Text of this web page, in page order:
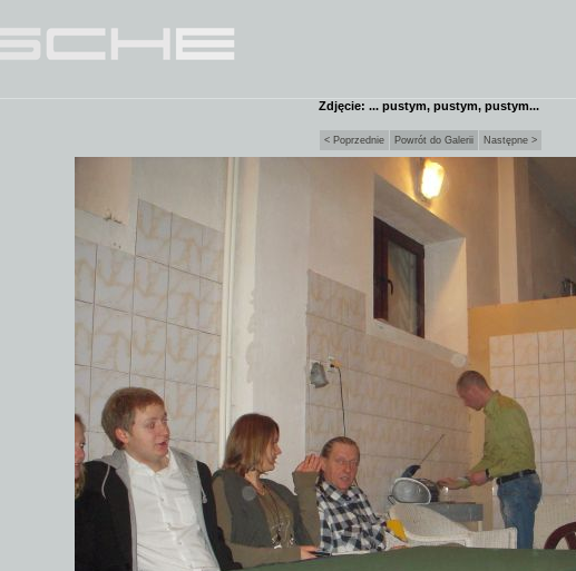
Zdjęcie: ... pustym, pustym, pustym...
< Poprzednie Powrót do Galerii Następne >